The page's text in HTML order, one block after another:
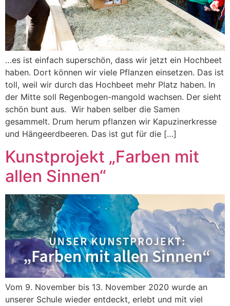
…es ist einfach superschön, dass wir jetzt ein Hochbeet
haben. Dort können wir viele Pflanzen einsetzen. Das ist
toll, weil wir durch das Hochbeet mehr Platz haben. In
der Mitte soll Regenbogen-mangold wachsen. Der sieht
schön bunt aus. Wir haben selber die Samen
gesammelt. Drum herum pflanzen wir Kapuzinerkresse
und Hängeerdbeeren. Das ist gut für die […]
Kunstprojekt „Farben mit
allen Sinnen“
Vom 9. November bis 13. November 2020 wurde an
unserer Schule wieder entdeckt, erlebt und mit viel